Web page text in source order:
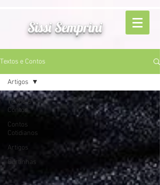
Sissi Semprini
Textos e Contos
Textos e
Contos
Contos
Cotidianos
Artigos
Curtinhas
Artigos